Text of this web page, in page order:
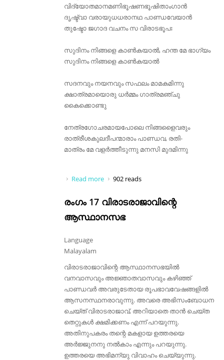
വിദ്യോതമാനമണിഭൂഷണഭൂഷിതാംഗാൻ
ദൃഷ്ട്വാ വരായുധധരാനഥ പാണ്ഡവേയാൻ
തുഷ്ടോ ജഗാദ വചനം സ വിരാടഭൂപഃ
സുദിനം നിങ്ങളെ കാൺകയാൽ, ഹന്ത മേ ഭാഗ്യം
സുദിനം നിങ്ങളെ കാൺകയാൽ
സദനവും നയനവും സഫലം മാമകമിന്നു
ക്ഷാത്രമായൊരു ധർമ്മം ഗാത്രമഞ്ചു
കൈക്കൊണ്ടു
നേത്രഗോചരമായപോലെ നിങ്ങളൈവരും
രാത്രീശകുലദീപന്മാരാം പാണ്ഡവ, രതി-
മാത്രം മേ വളർത്തീടുന്നു മനസി മുദമിന്നു
Read moreabout സുദിനം നിങ്ങളെ കാൺകയാൽ
902 reads
രംഗം 17 വിരാടരാജാവിന്റെ
ആസ്ഥാനസഭ
Language
Malayalam
വിരാടരാജാവിന്റെ ആസ്ഥാനസഭയിൽ
വനവാസവും അജ്ഞാതവാസവും കഴിഞ്ഞ്
പാണ്ഡവർ അവരുടേതായ രൂപഭാവവേഷങ്ങളിൽ
ആസനസ്ഥനരാവുന്നു. അവരെ അഭിസംബോധന
ചെയ്ത് വിരാടരാജാവ്, അറിയാതെ താൻ ചെയ്ത
തെറ്റുകൾ ക്ഷമിക്കണം എന്ന് പറയുന്നു.
അതിനുപകരം തന്റെ മകളായ ഉത്തരയെ
അർജ്ജുനനു നൽകാം എന്നും പറയുന്നു.
ഉത്തരയെ അഭിമന്യു വിവാഹം ചെയ്യുന്നു.